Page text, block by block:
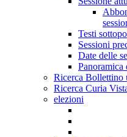
Testi
Sessioni
Date delle
Panoramica
Ricerca Bollettino
Ricerca Curia
elezioni